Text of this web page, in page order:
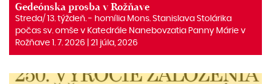
Gedeónska prosba v Rožňave
Streda/ 13. týždeň. ‒ homília Mons. Stanislava Stolárika
počas sv. omše v Katedrále Nanebovzatia Panny Márie v
Rožňave 1. 7. 2026 | 21 júla, 2026